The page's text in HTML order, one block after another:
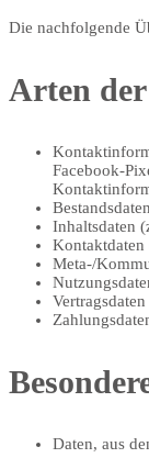
Die nachfolgende
Arten
Facebook-
Inhaltsdaten
Meta-/
Daten, aus